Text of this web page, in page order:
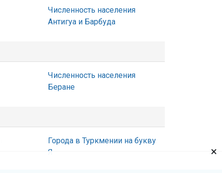
Численность населения
Антигуа и Барбуда
Численность населения
Беране
Города в Туркмении на букву
Я
×